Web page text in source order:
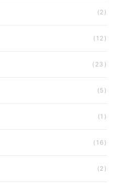
(2)
(12)
(23)
(5)
(1)
(16)
(2)